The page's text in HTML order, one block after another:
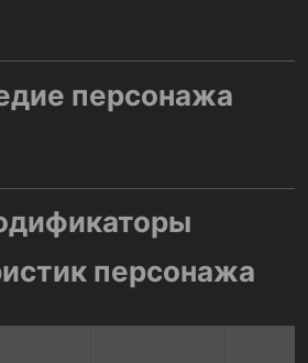
персонажа
персонажа